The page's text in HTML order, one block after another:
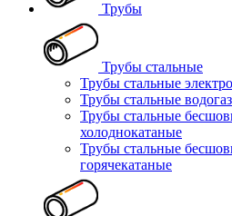
Трубы
Трубы стальные
Трубы стальные
Трубы стальные
Трубы стальные
холоднокатаные
Трубы стальные
горячекатаные